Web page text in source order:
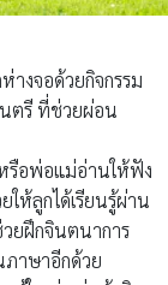
างจอด้วยกิจกรรม
ตรี ที่ช่วยผ่อน
หรือพ่อแม่อ่านให้ฟัง
ให้ลูกได้เรียนรู้ผ่าน
ยฝึกจินตนาการ
าษาอีกด้วย